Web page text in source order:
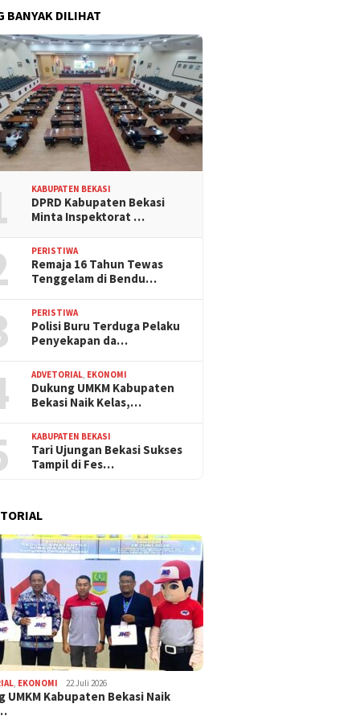
BANYAK DILIHAT
KABUPATEN BEKASI
DPRD Kabupaten Bekasi
Minta Inspektorat …
PERISTIWA
Remaja 16 Tahun Tewas
Tenggelam di Bendu…
PERISTIWA
Polisi Buru Terduga Pelaku
Penyekapan da…
ADVETORIAL EKONOMI
Dukung UMKM Kabupaten
Bekasi Naik Kelas,…
KABUPATEN BEKASI
Tari Ujungan Bekasi Sukses
Tampil di Fes…
EKONOMI 22 Juli 2026
UMKM Kabupaten Bekasi Naik